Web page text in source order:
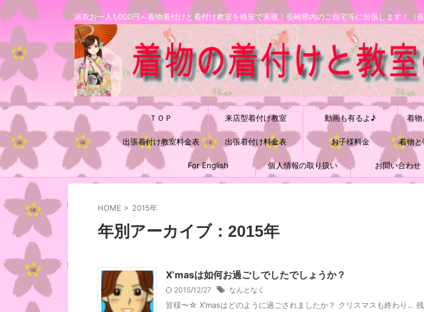
浴衣お一人1,000円～着物着付けと着付け教室を格安で実現！長崎県内のご自宅等に出張します！（
ＴＯＰ 来店型着付け教室 動画も有るよ♪ 着物
出張着付け教室料金表 出張着付け料金表 お子様料金 着物と
For English 個人情報の取り扱い お問い合わせ
HOME > 2015年
年別アーカイブ：2015年
X’masは如何お過ごしでしたでしょうか？
2015/12/27 なんとなく
皆様〜☆ X’masはどのように過ごされましたか？ クリスマスも終わり…